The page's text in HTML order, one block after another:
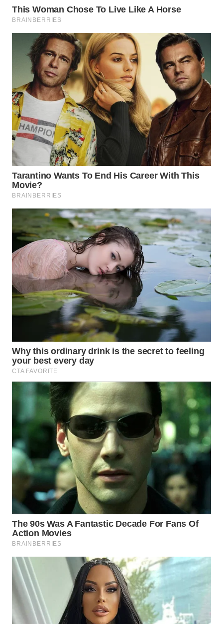
SERDANG
WN
TEBING
TINGGI
WN
PAKPAK
WN
KARAWANG
BEKASI
WN
BOGOR
WN
DEPOK
WN
TAPANULI
WN
WN
PADANG
LAWAS
WN
SUMEDANG
CIANJUR
WN
KEPULAUAN
SERIBU
WN
TANGERANG
BINJAI
WN
CIREBON